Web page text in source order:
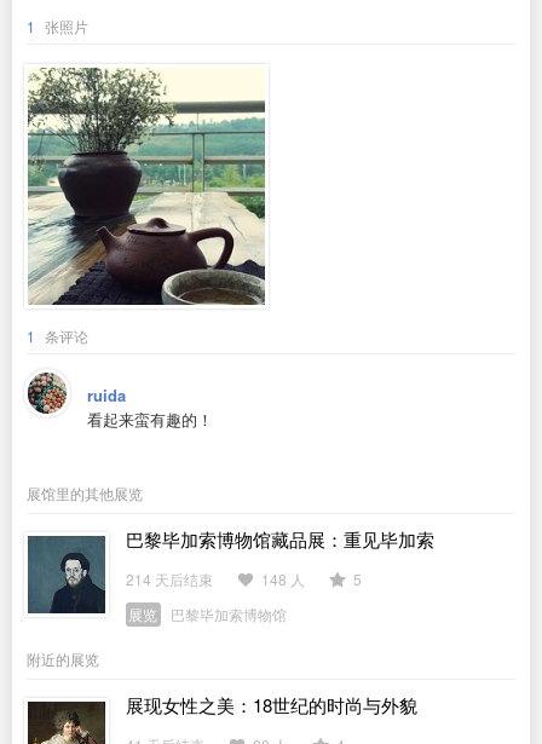
1 张照片
1 条评论
ruida
看起来蛮有趣的！
展馆里的其他展览
巴黎毕加索博物馆藏品展：重见毕加索
214 天后结束 148 人
5
展览
巴黎毕加索博物馆
附近的展览
展现女性之美：18世纪的时尚与外貌